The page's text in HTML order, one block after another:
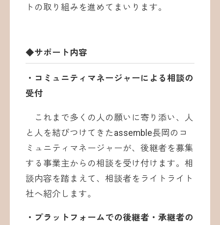
トの取り組みを進めてまいります。
◆サポート内容
・コミュニティマネージャーによる相談の
受付
これまで多くの人の願いに寄り添い、人
と人を結びつけてきたassemble長岡のコ
ミュニティマネージャーが、後継者を募集
する事業主からの相談を受け付けます。相
談内容を踏まえて、相談者をライトライト
社へ紹介します。
・プラットフォームでの後継者・承継者の